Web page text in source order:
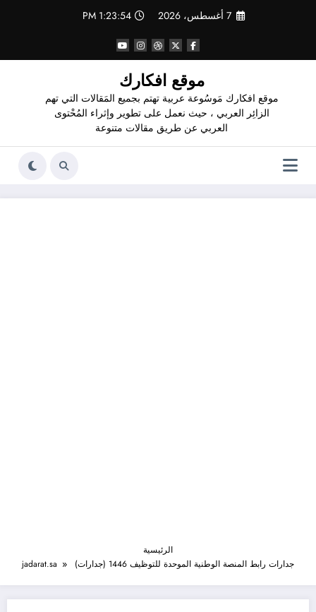
7 أغسطس، 2026 1:23:55 PM
موقع افكارك
موقع افكارك مَوسُوعة عربية تهتم بجميع المَقالات التي تهم
الزائِر العربي ، حيث نعمل على تطوير وإثراء المُحْتوى
العربي عن طريق مقالات متنوعة
الرئيسية
جدارات رابط المنصة الوطنية الموحدة للتوظيف 1446 (جدارات) jadarat.sa